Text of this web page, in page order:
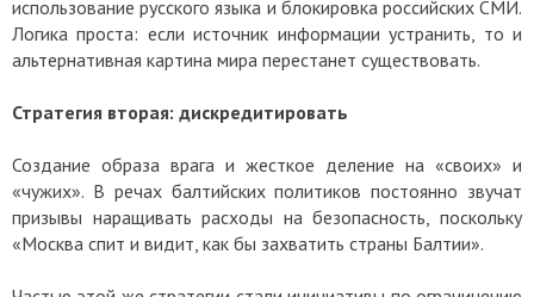
использование русского языка и блокировка российских СМИ.
Логика проста: если источник информации устранить, то и
альтернативная картина мира перестанет существовать.
Стратегия вторая: дискредитировать
Создание образа врага и жесткое деление на «своих» и
«чужих». В речах балтийских политиков постоянно звучат
призывы наращивать расходы на безопасность, поскольку
«Москва спит и видит, как бы захватить страны Балтии».